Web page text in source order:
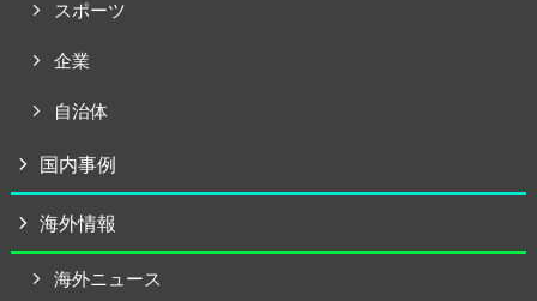
スポーツ
企業
自治体
国内事例
海外情報
海外ニュース